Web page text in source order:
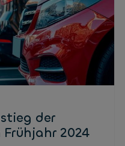
der
Frühjahr 2024